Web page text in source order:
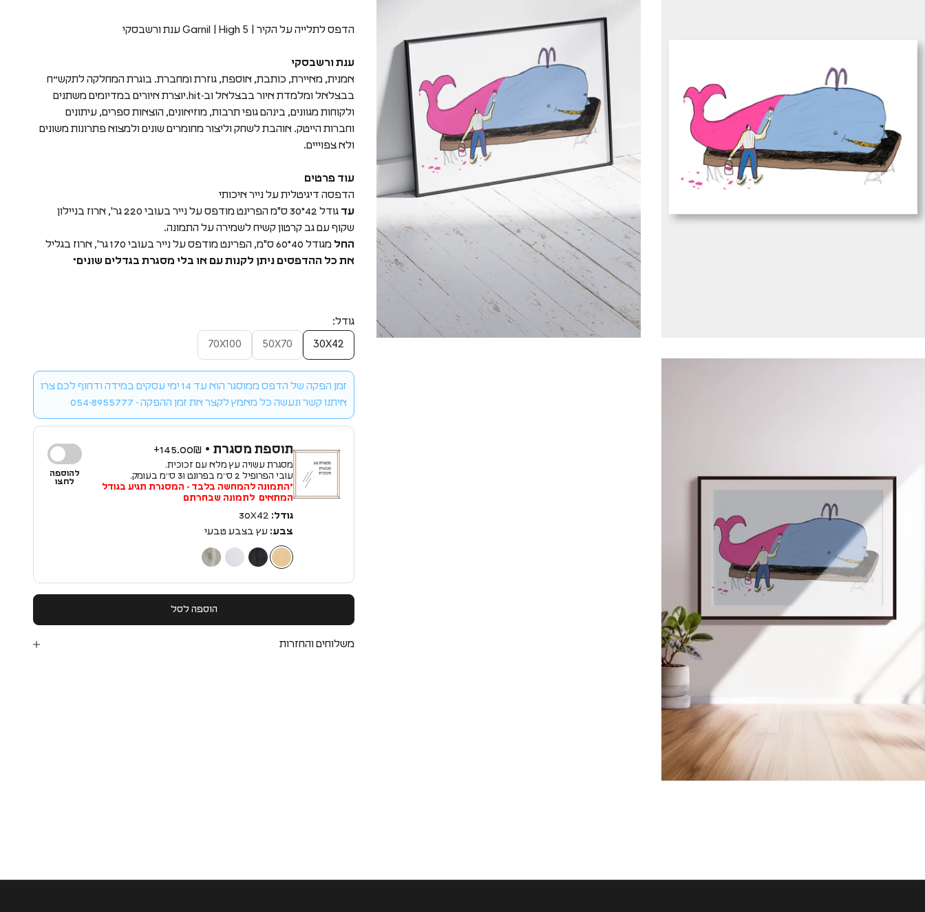
הדפס לתלייה על הקיר | Garnil | High 5 ענת ורשבסקי
ענת ורשבסקי
אמנית, מאיירת, כותבת, אוספת, גוזרת ומחברת. בוגרת המחלקה לתקש״ח
בבצלאל ומלמדת איור בבצלאל וב-hit.יוצרת איורים במדיומים משתנים
ולקוחות מגוונים, בינהם גופי תרבות, מוזיאונים, הוצאות ספרים, עיתונים
וחברות הייטק. אוהבת לשחק וליצור מחומרים שונים ולמצוא פתרונות משונים
ולא צפוייים.
עוד פרטים
הדפסה דיגיטלית על נייר איכותי
עד
גודל 42*30 ס"מ הפרינט מודפס על נייר בעובי 220 גר', ארוז בניילון
שקוף עם גב קרטון קשיח לשמירה על התמונה.
החל מגודל 40*60 ס"מ, הפרינט מודפס על נייר בעובי 170 גר', ארוז בגליל
את כל ההדפסים ניתן לקנות עם או בלי מסגרת בגדלים שונים*
גודל:
30X42
50X70
70X100
זמן הפקה של הדפס ממוסגר הוא עד 14 ימי עסקים במידה ודחוף לכם צרו
איתנו קשר ונעשה כל מאמץ לקצר את זמן ההפקה - 054-8955777
תוספת מסגרת • 145.00₪+
מסגרת עשויה עץ מלא עם זכוכית.
עובי הפרופיל 2 ס״מ בפרונט ו3 ס״מ בעומק.
*התמונה להמחשה בלבד - המסגרת תגיע בגודל
המתאים לתמונה שבחרתם
גודל: 30X42
צבע: עץ בצבע טבעי
עץ בצבע טבעי
עץ בצבע שחור
עץ בצבע לבן
עץ בצבע כסף
להוספה
לחצו
הוספה לסל
משלוחים והחזרות